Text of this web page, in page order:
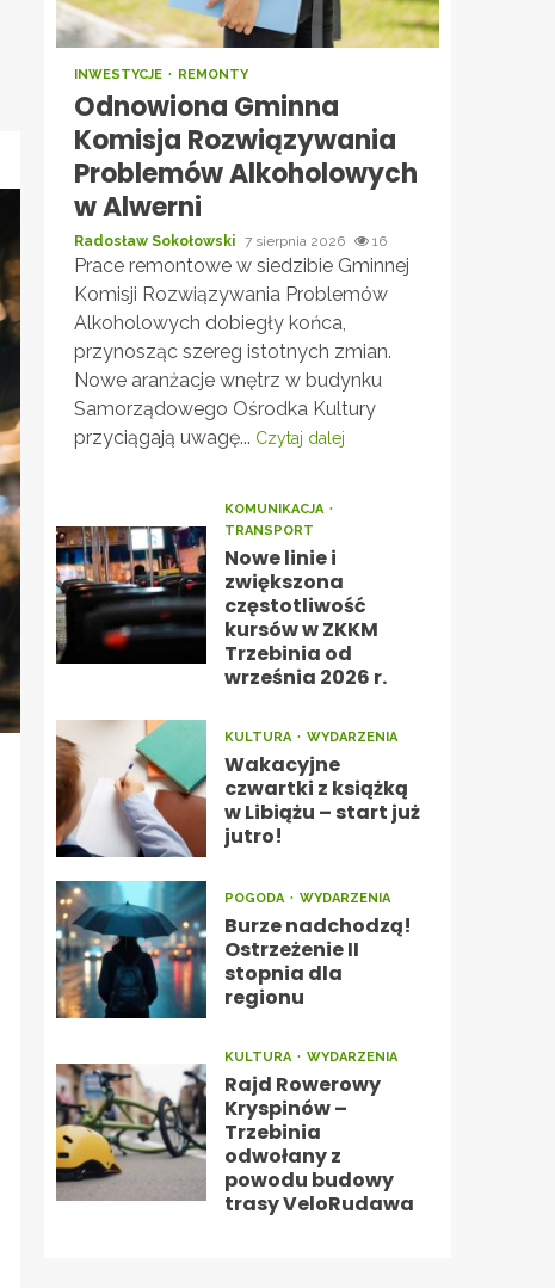
INWESTYCJE REMONTY
Odnowiona Gminna
Komisja Rozwiązywania
Problemów Alkoholowych
w Alwerni
Radosław Sokołowski 7 sierpnia 2026 16
Prace remontowe w siedzibie Gminnej
Komisji Rozwiązywania Problemów
Alkoholowych dobiegły końca,
przynosząc szereg istotnych zmian.
Nowe aranżacje wnętrz w budynku
Samorządowego Ośrodka Kultury
przyciągają uwagę... Czytaj dalej
KOMUNIKACJA
TRANSPORT
Nowe linie i
zwiększona
częstotliwość
kursów w ZKKM
Trzebinia od
września 2026 r.
KULTURA WYDARZENIA
Wakacyjne
czwartki z książką
w Libiążu – start już
jutro!
POGODA WYDARZENIA
Burze nadchodzą!
Ostrzeżenie II
stopnia dla
regionu
KULTURA WYDARZENIA
Rajd Rowerowy
Kryspinów –
Trzebinia
odwołany z
powodu budowy
trasy VeloRudawa